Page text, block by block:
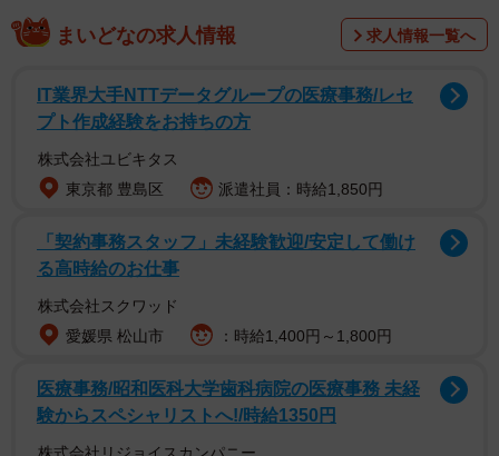
青い彼岸花…!? いえ洗濯ばさみなんです！（岡本なう/ 洗濯バサミフォ
トグラファーさん@okaphotoart提供）
まいどなの求人情報 求人情報一覧へ
IT業界大手NTTデータグループの医療事務/レセ
プト作成経験をお持ちの方
株式会社ユビキタス
東京都 豊島区
派遣社員：時給1,850円
「契約事務スタッフ」未経験歓迎/安定して働け
る高時給のお仕事
株式会社スクワッド
愛媛県 松山市
：時給1,400円～1,800円
医療事務/昭和医科大学歯科病院の医療事務 未経
験からスペシャリストへ!/時給1350円